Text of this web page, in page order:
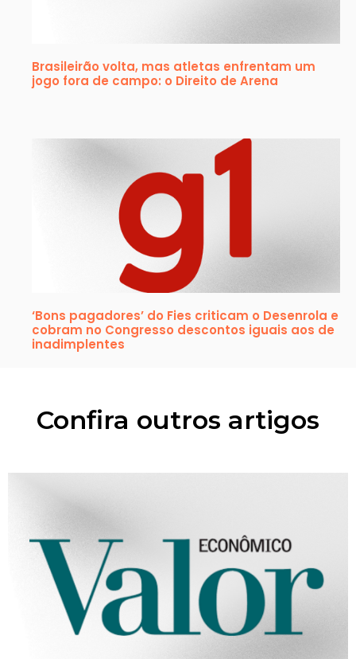
Brasileirão volta, mas atletas enfrentam um
jogo fora de campo: o Direito de Arena
‘Bons pagadores’ do Fies criticam o Desenrola e
cobram no Congresso descontos iguais aos de
inadimplentes
Confira outros artigos